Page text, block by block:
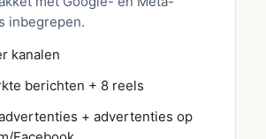
inbegrepen.
kanalen
berichten + 8 reels
+ advertenties op